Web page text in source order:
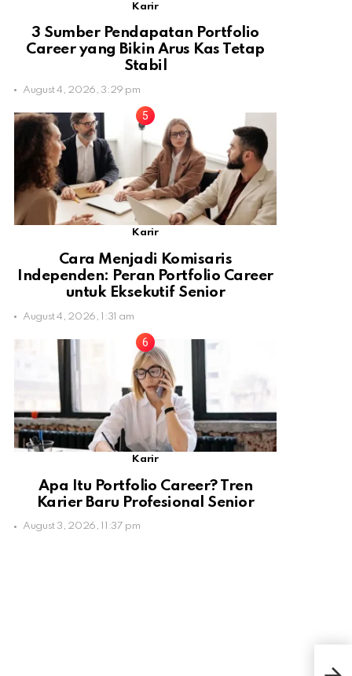
Karir
3 Sumber Pendapatan Portfolio
Career yang Bikin Arus Kas Tetap
Stabil
August 4, 2026, 3:29 pm
Karir
Cara Menjadi Komisaris
Independen: Peran Portfolio Career
untuk Eksekutif Senior
August 4, 2026, 1:31 am
Karir
Apa Itu Portfolio Career? Tren
Karier Baru Profesional Senior
August 3, 2026, 11:37 pm